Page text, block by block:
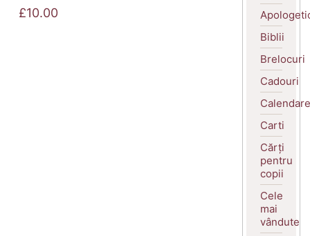
£10.00
Biblii
Brelocuri
Cadouri
Calendare
Carti
Cărți
pentru
copii
Cele
mai
vândute